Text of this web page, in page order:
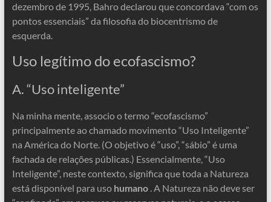
dezembro de 1995, Bahro declarou que concordava “com os
pontos essenciais” da filosofia do biocentrismo de
esquerda.
Uso legítimo do ecofascismo?
A. “Uso inteligente”
Na minha mente, associo o termo “ecofascismo”
principalmente ao chamado movimento “Uso Inteligente”
na América do Norte. (O objetivo é “uso”, “sábio” é uma
fachada de relações públicas.) Essencialmente, “Uso
Inteligente”, neste contexto, significa que toda a Natureza
está disponível para uso humano. A Natureza não deve ser